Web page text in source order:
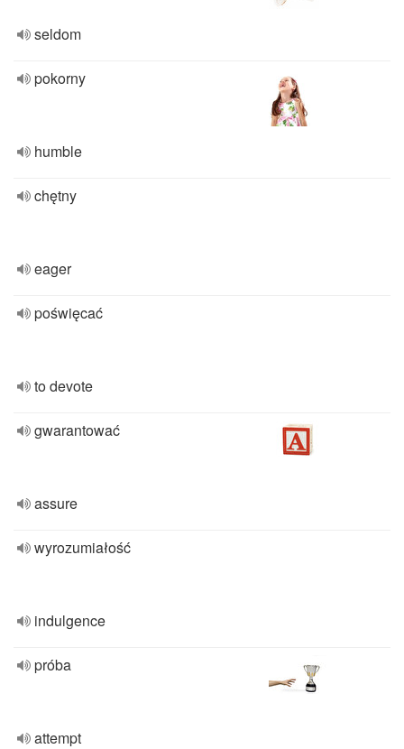
seldom
pokorny
humble
chętny
eager
poświęcać
to devote
gwarantować
assure
wyrozumiałość
indulgence
próba
attempt